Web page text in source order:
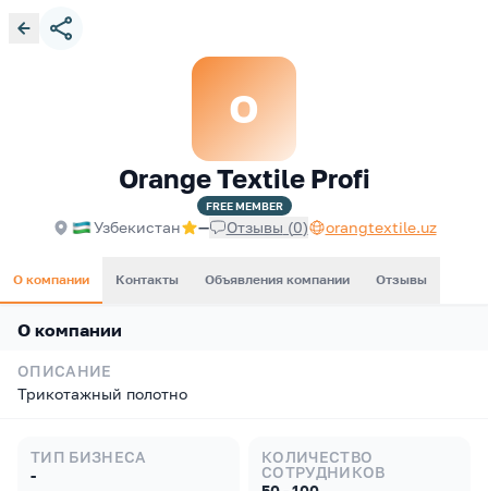
O
Orange Textile Profi
FREEMEMBER
Узбекистан — Отзывы (0) orangtextile.uz
О компании Контакты Объявления компании Отзывы
О компании
ОПИСАНИЕ
Трикотажный полотно
ТИП БИЗНЕСА
-
КОЛИЧЕСТВО
СОТРУДНИКОВ